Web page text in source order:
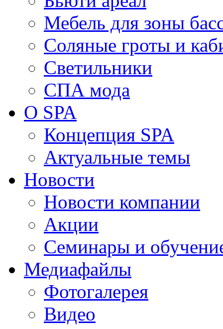
Мебель для зоны
Соляные гроты и
Светильники
СПА мода
О SPA
Концепция SPA
Актуальные темы
Новости
Новости компании
Акции
Семинары и
Медиафайлы
Фотогалерея
Видео